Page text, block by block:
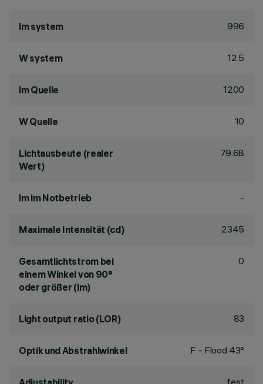
lm system 996
W system 12.5
lm Quelle 1200
W Quelle 10
Lichtausbeute (realer
Wert)
79.68
lm im Notbetrieb -
Maximale Intensität (cd) 2345
Gesamtlichtstrom bei
einem Winkel von 90°
oder größer (lm)
0
Light output ratio (LOR) 83
Optik und Abstrahlwinkel F - Flood 43°
fest